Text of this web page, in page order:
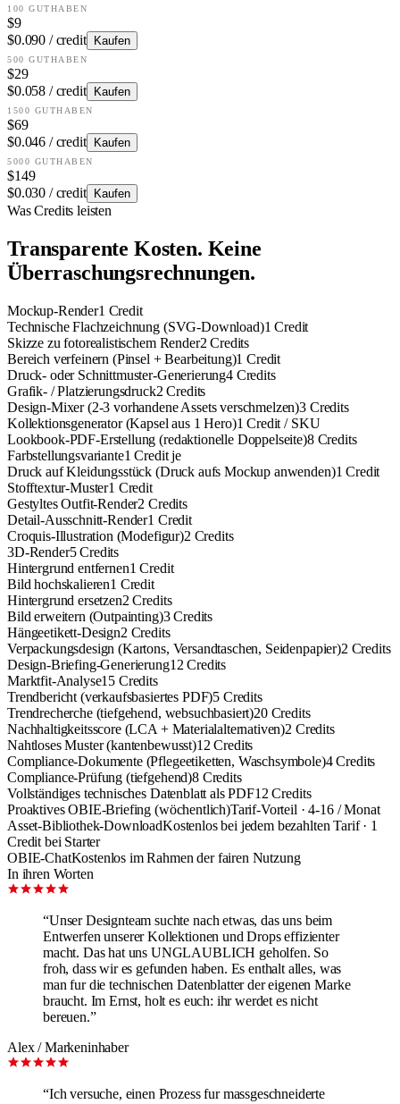
100 GUTHABEN
$9
$0.090 / credit
Kaufen
500 GUTHABEN
$29
$0.058 / credit
Kaufen
1500 GUTHABEN
$69
$0.046 / credit
Kaufen
5000 GUTHABEN
$149
$0.030 / credit
Kaufen
Was Credits leisten
Transparente Kosten. Keine
Überraschungsrechnungen.
Mockup-Render1 Credit
Technische Flachzeichnung (SVG-Download)1 Credit
Skizze zu fotorealistischem Render2 Credits
Bereich verfeinern (Pinsel + Bearbeitung)1 Credit
Druck- oder Schnittmuster-Generierung4 Credits
Grafik- / Platzierungsdruck2 Credits
Design-Mixer (2-3 vorhandene Assets verschmelzen)3 Credits
Kollektionsgenerator (Kapsel aus 1 Hero)1 Credit / SKU
Lookbook-PDF-Erstellung (redaktionelle Doppelseite)8 Credits
Farbstellungsvariante1 Credit je
Druck auf Kleidungsstück (Druck aufs Mockup anwenden)1 Credit
Stofftextur-Muster1 Credit
Gestyltes Outfit-Render2 Credits
Detail-Ausschnitt-Render1 Credit
Croquis-Illustration (Modefigur)2 Credits
3D-Render5 Credits
Hintergrund entfernen1 Credit
Bild hochskalieren1 Credit
Hintergrund ersetzen2 Credits
Bild erweitern (Outpainting)3 Credits
Hängeetikett-Design2 Credits
Verpackungsdesign (Kartons, Versandtaschen, Seidenpapier)2 Credits
Design-Briefing-Generierung12 Credits
Marktfit-Analyse15 Credits
Trendbericht (verkaufsbasiertes PDF)5 Credits
Trendrecherche (tiefgehend, websuchbasiert)20 Credits
Nachhaltigkeitsscore (LCA + Materialalternativen)2 Credits
Nahtloses Muster (kantenbewusst)12 Credits
Compliance-Dokumente (Pflegeetiketten, Waschsymbole)4 Credits
Compliance-Prüfung (tiefgehend)8 Credits
Vollständiges technisches Datenblatt als PDF12 Credits
Proaktives OBIE-Briefing (wöchentlich)Tarif-Vorteil · 4-16 / Monat
Asset-Bibliothek-DownloadKostenlos bei jedem bezahlten Tarif · 1
Credit bei Starter
OBIE-ChatKostenlos im Rahmen der fairen Nutzung
In ihren Worten
“Unser Designteam suchte nach etwas, das uns beim
Entwerfen unserer Kollektionen und Drops effizienter
macht. Das hat uns UNGLAUBLICH geholfen. So
froh, dass wir es gefunden haben. Es enthalt alles, was
man fur die technischen Datenblatter der eigenen Marke
braucht. Im Ernst, holt es euch: ihr werdet es nicht
bereuen.”
Alex/Markeninhaber
“Ich versuche, einen Prozess fur massgeschneiderte